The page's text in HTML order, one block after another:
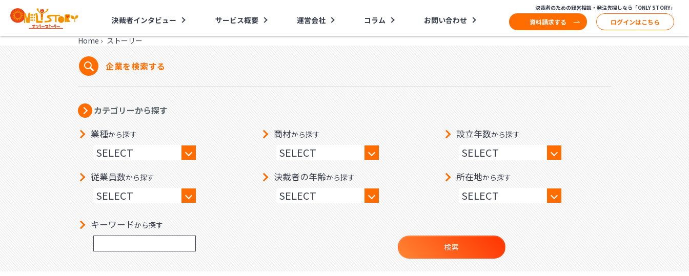
決裁者インタビュー サービス概要 運営会社 コラム お問い合わせ
決裁者のための経営相談・発注先探しなら「ONLY STORY」
資料請求する ログインはこちら
Home › ストーリー
企業を検索する
カテゴリーから探す
業種から探す 商材から探す 設立年数から探す
従業員数から探す 決裁者の年齢から探す 所在地から探す
キーワードから探す
検索